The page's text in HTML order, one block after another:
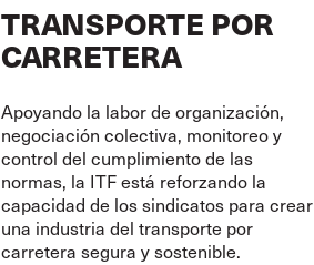
TRANSPORTE POR
CARRETERA
Apoyando la labor de organización,
negociación colectiva, monitoreo y
control del cumplimiento de las
normas, la ITF está reforzando la
capacidad de los sindicatos para crear
una industria del transporte por
carretera segura y sostenible.